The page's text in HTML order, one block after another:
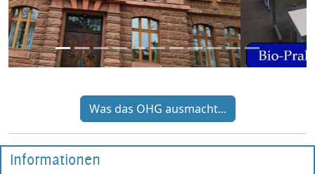
Was das OHG ausmacht...
Informationen